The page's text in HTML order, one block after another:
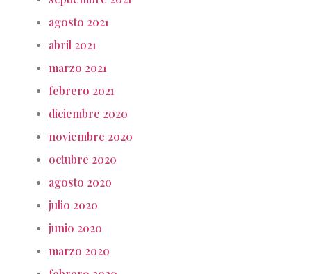
agosto 2021
abril 2021
marzo 2021
febrero 2021
diciembre 2020
noviembre 2020
octubre 2020
agosto 2020
julio 2020
junio 2020
marzo 2020